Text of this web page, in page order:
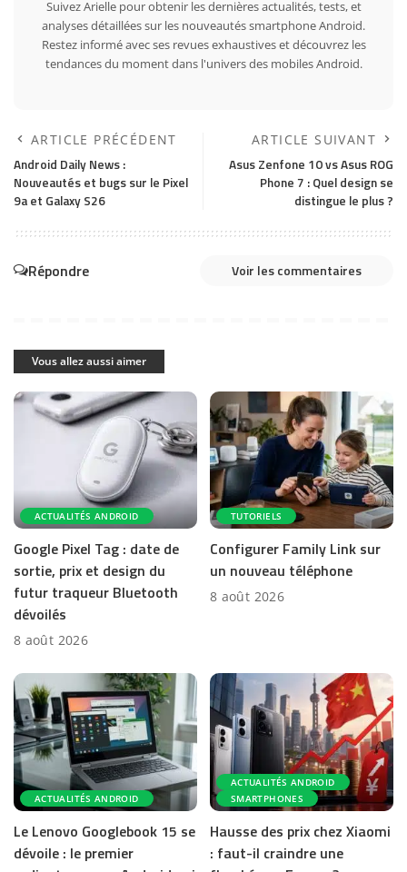
Suivez Arielle pour obtenir les dernières actualités, tests, et
analyses détaillées sur les nouveautés smartphone Android.
Restez informé avec ses revues exhaustives et découvrez les
tendances du moment dans l'univers des mobiles Android.
ARTICLE PRÉCÉDENT
Android Daily News :
Nouveautés et bugs sur le Pixel
9a et Galaxy S26
ARTICLE SUIVANT
Asus Zenfone 10 vs Asus ROG
Phone 7 : Quel design se
distingue le plus ?
Répondre Voir les commentaires
Vous allez aussi aimer
ACTUALITÉS ANDROID
Google Pixel Tag : date de
sortie, prix et design du
futur traqueur Bluetooth
dévoilés
8 août 2026
TUTORIELS
Configurer Family Link sur
un nouveau téléphone
8 août 2026
ACTUALITÉS ANDROID
Le Lenovo Googlebook 15 se
dévoile : le premier
ACTUALITÉS ANDROID
SMARTPHONES
Hausse des prix chez Xiaomi
: faut-il craindre une